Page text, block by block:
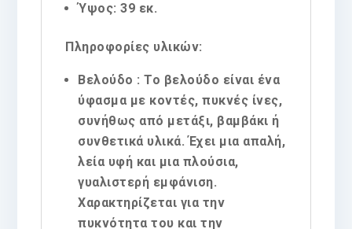
Ύψος: 39 εκ.
Πληροφορίες υλικών:
Βελούδο : Το βελούδο είναι ένα
ύφασμα με κοντές, πυκνές ίνες,
συνήθως από μετάξι, βαμβάκι ή
συνθετικά υλικά. Έχει μια απαλή,
λεία υφή και μια πλούσια,
γυαλιστερή εμφάνιση.
Χαρακτηρίζεται για την
πυκνότητα του και την